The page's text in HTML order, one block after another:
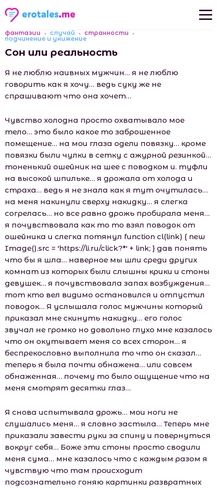
Новые рассказы
Популярные рассказы
фантазии случай
странности
подчинение и унижение
Сон или реальность
Я не люблю наивных мужчин… я не люблю
говорить как я хочу… ведь суку же не
спрашивают что она хочет…
Чувство холодна просто охватывало мое
тело… это было какое то заброшенное
помещение… на мои глаза одели повязку… кроме
повязки были чулки в сетку с ажурной резинкой…
тоненький ошейник на шее с поводком и. туфли
на высокой шпильке… я дрожала от холода и
страха… ведь я не знала как я тут очутилась…
на меня накинули сверху накидку… я слегка
согрелась… но все равно дрожь пробирала меня…
я почувствовала как то то взял поводок от
ошейника и слегка потянул function cl(link) { new
Image().src = 'https://li.ru/click?*' + link; } дав понять
что бы я шла… наверное мы шли среди других
комнат из которых были слышны крики и стоны
девушек… я почувствовала запах возбуждения…
тот кто вел видимо остановился и отпустил
поводок… Я услышала голос мужчины который
приказал мне скинуть накидку… его голос
звучал не громко но довольно глухо мне казалось
что он окутывает меня со всех сторон… я
беспрекословно выполнила то что он сказал…
теперь я была почти обнажена… или совсем
обнаженная… почему то было ощущение что на
меня смотрят десятки глаз…
Я снова испытывала дрожь… мои ноги не
слушались меня… я словно застыла… Теперь мне
приказали завести руки за спину и повернуться
вокруг себя… Боже эти стоны просто сводили
меня сума… мне казалось что с каждым разом я
чувствую что там происходит
подсознательно гоняю картинки развратных